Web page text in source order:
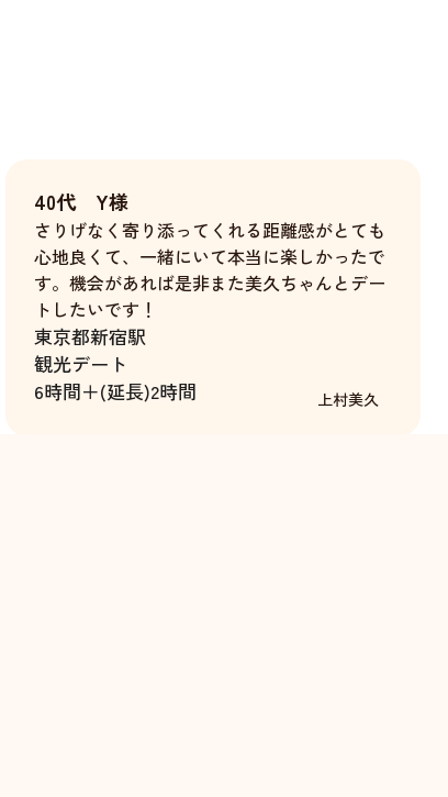
40代 Y様
さりげなく寄り添ってくれる距離感がとても
心地良くて、一緒にいて本当に楽しかったで
す。機会があれば是非また美久ちゃんとデー
トしたいです！
東京都新宿駅
観光デート
6時間＋(延長)2時間
上村美久